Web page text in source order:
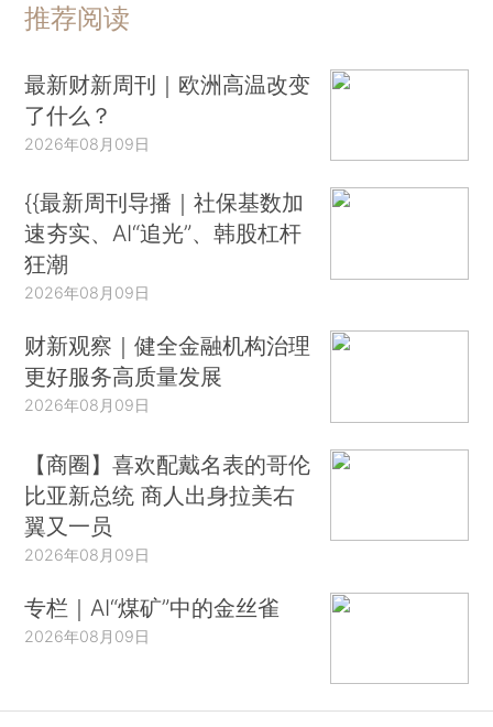
推荐阅读
最新财新周刊｜欧洲高温改变
了什么？
2026年08月09日
{{最新周刊导播｜社保基数加
速夯实、AI“追光”、韩股杠杆
狂潮
2026年08月09日
财新观察｜健全金融机构治理
更好服务高质量发展
2026年08月09日
【商圈】喜欢配戴名表的哥伦
比亚新总统 商人出身拉美右
翼又一员
2026年08月09日
专栏｜AI“煤矿”中的金丝雀
2026年08月09日